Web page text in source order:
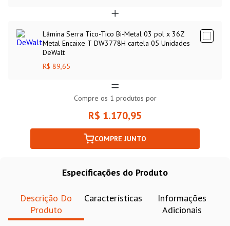
Lâmina Serra Tico-Tico Bi-Metal 03 pol x 36Z
Metal Encaixe T DW3778H cartela 05 Unidades
DeWalt
R$ 89,65
Compre os 1 produtos por
R$ 1.170,95
COMPRE JUNTO
Especificações do Produto
Descrição Do
Produto
Características
Informações
Adicionais